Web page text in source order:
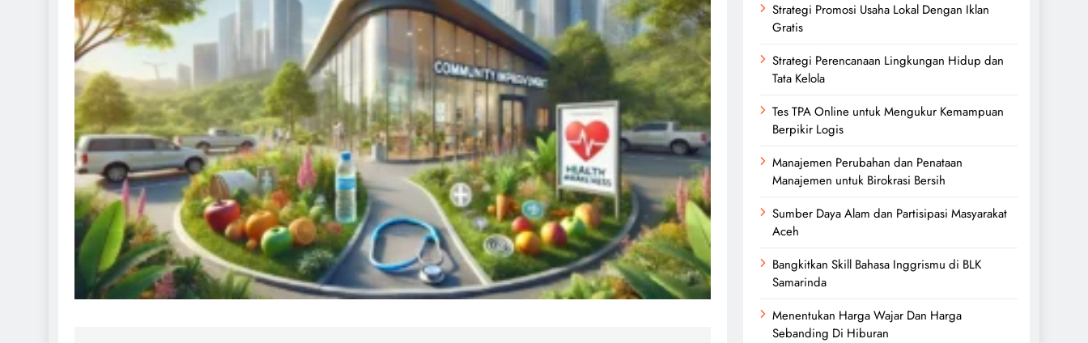
Strategi Promosi Usaha Lokal Dengan Iklan
Gratis
Strategi Perencanaan Lingkungan Hidup dan
Tata Kelola
Tes TPA Online untuk Mengukur Kemampuan
Berpikir Logis
Manajemen Perubahan dan Penataan
Manajemen untuk Birokrasi Bersih
Sumber Daya Alam dan Partisipasi Masyarakat
Aceh
Bangkitkan Skill Bahasa Inggrismu di BLK
Samarinda
Menentukan Harga Wajar Dan Harga
Sebanding Di Hiburan